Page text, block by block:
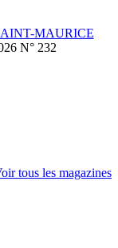
MAURICE
N° 232
tous les magazines